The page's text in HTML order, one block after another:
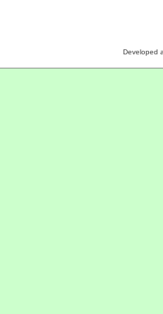
Developed